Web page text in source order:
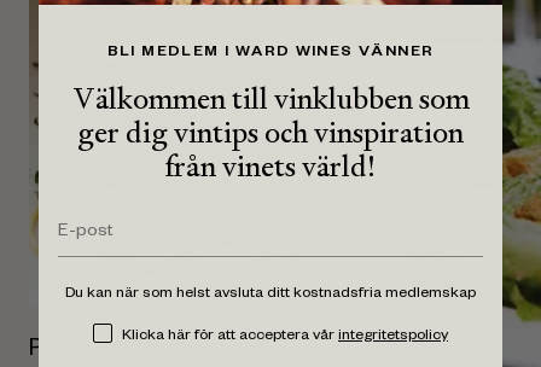
BLI MEDLEM I WARD WINES VÄNNER
Välkommen till vinklubben som
ger dig vintips och vinspiration
från vinets värld!
Du kan när som helst avsluta ditt kostnadsfria medlemskap
Klicka här för att acceptera vår integritetspolicy
Pasta med scampi, vitlök &